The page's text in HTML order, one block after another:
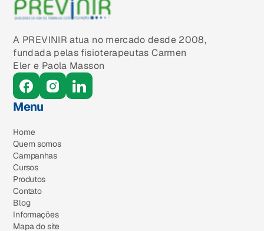
A PREVINIR atua no mercado desde 2008,
fundada pelas fisioterapeutas Carmen
Eler e Paola Masson
Menu
Home
Quem somos
Campanhas
Cursos
Produtos
Contato
Blog
Informações
Mapa do site